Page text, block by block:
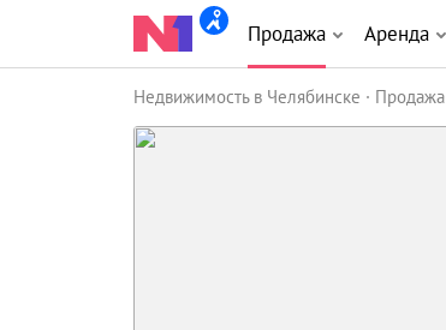
Продажа Аренда
Недвижимость в Челябинске Продажа